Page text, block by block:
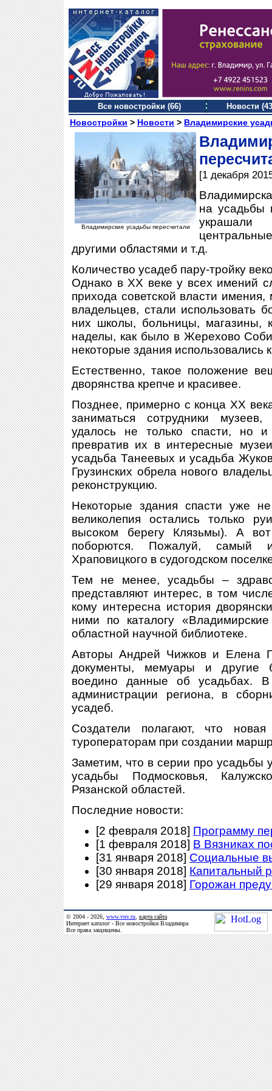
Все новостройки (66) Новости
Новостройки > Новости > Владимирские
Владимирские усадьбы пересчитали
[1 декабря
на усадьбы
другими областями и т.д.
Количество усадеб пару-тройку
Однако в XX веке у всех имений
прихода советской власти
владельцев, стали использовать
них школы, больницы, магазины,
наделы, как было в Жерехово
некоторые здания использовались
Естественно, такое положение
дворянства крепче и красивее.
Позднее, примерно с конца XX
заниматься сотрудники
удалось не только спасти, но и
превратив их в интересные
усадьба Танеевых и усадьба
Грузинских обрела нового
реконструкцию.
Некоторые здания спасти уже
великолепия остались только
высоком берегу Клязьмы). А
поборются. Пожалуй, самый
Храповицкого в судогодском
Тем не менее, усадьбы –
представляют интерес, в том
кому интересна история
ними по каталогу
областной научной библиотеке.
Авторы Андрей Чижков и Елена
документы, мемуары и другие
воедино данные об усадьбах.
администрации региона, в
усадеб.
Создатели полагают, что
туроператорам при создании
Заметим, что в серии про
усадьбы Подмосковья,
Рязанской областей.
Последние новости:
[2 февраля 2018] Программу
[1 февраля 2018] В Вязниках
[31 января 2018] Социальные
[30 января 2018] Капитальный
[29 января 2018] Горожан
© 2004 - 2026, www.vnv.ru карта сайта
Интернет каталог - Все новостройки Владимира
Все права защищены.